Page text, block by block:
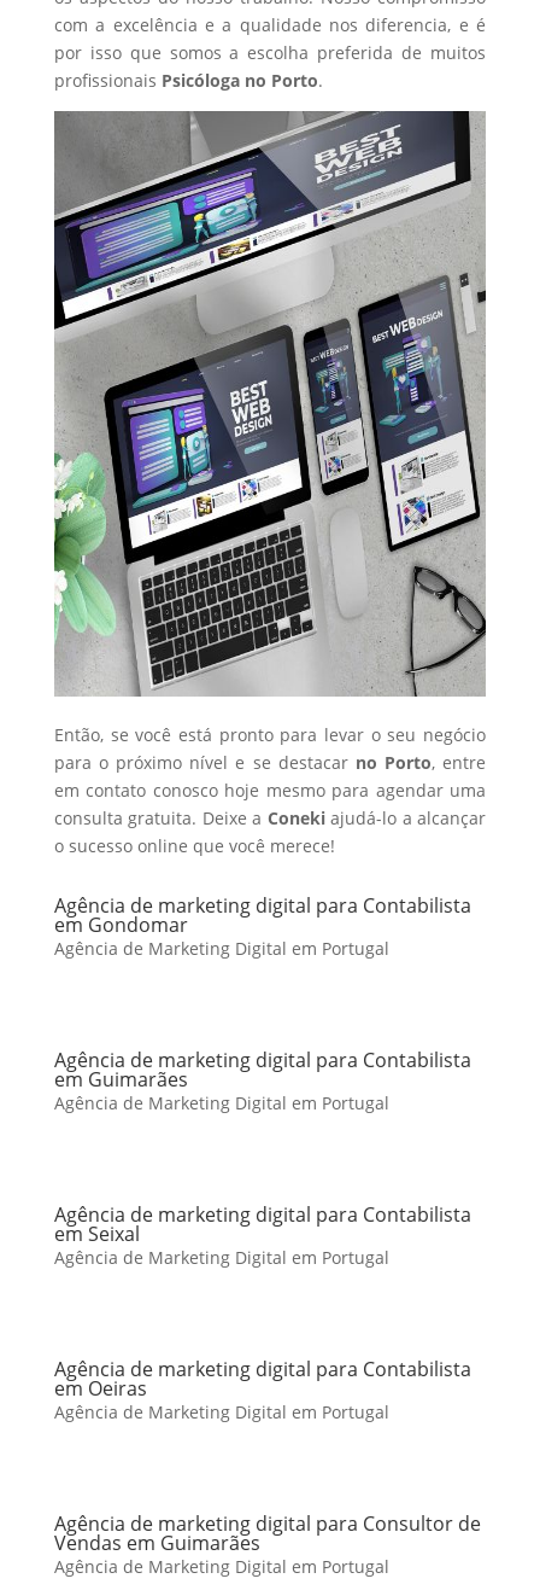
com a excelência e a qualidade nos diferencia, e é
por isso que somos a escolha preferida de muitos
profissionais Psicólogano Porto.
Então, se você está pronto para levar o seu negócio
para o próximo nível e se destacar no Porto, entre
em contato conosco hoje mesmo para agendar uma
consulta gratuita. Deixe a Conekiajudá-lo a alcançar
o sucesso online que você merece!
Agência de marketing digital para Contabilista
em Gondomar
Agência de Marketing Digital em Portugal
Agência de marketing digital para Contabilista
em Guimarães
Agência de Marketing Digital em Portugal
Agência de marketing digital para Contabilista
em Seixal
Agência de Marketing Digital em Portugal
Agência de marketing digital para Contabilista
em Oeiras
Agência de Marketing Digital em Portugal
Agência de marketing digital para Consultor de
Vendas em Guimarães
Agência de Marketing Digital em Portugal